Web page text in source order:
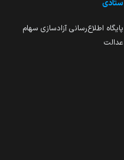
ستادی
پایگاه اطلاع‌رسانی آزادسازی سهام
عدالت